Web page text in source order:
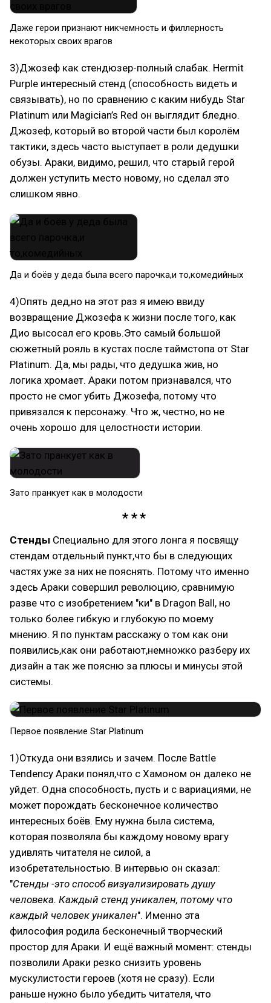
Даже герои признают никчемность и филлерность
некоторых своих врагов
3)Джозеф как стендюзер-полный слабак. Hermit
Purple интересный стенд (способность видеть и
связывать), но по сравнению с каким нибудь Star
Platinum или Magician’s Red он выглядит бледно.
Джозеф, который во второй части был королём
тактики, здесь часто выступает в роли дедушки
обузы. Араки, видимо, решил, что старый герой
должен уступить место новому, но сделал это
слишком явно.
Да и боёв у деда была всего парочка,и то,комедийных
4)Опять дед,но на этот раз я имею ввиду
возвращение Джозефа к жизни после того, как
Дио высосал его кровь.Это самый большой
сюжетный рояль в кустах после таймстопа от Star
Platinum. Да, мы рады, что дедушка жив, но
логика хромает. Араки потом признавался, что
просто не смог убить Джозефа, потому что
привязался к персонажу. Что ж, честно, но не
очень хорошо для целостности истории.
Зато пранкует как в молодости
Стенды Специально для этого лонга я посвящу
стендам отдельный пункт,что бы в следующих
частях уже за них не пояснять. Потому что именно
здесь Араки совершил революцию, сравнимую
разве что с изобретением "ки" в Dragon Ball, но
только более гибкую и глубокую по моему
мнению. Я по пунктам расскажу о том как они
появились,как они работают,немножко разберу их
дизайн а так же поясню за плюсы и минусы этой
системы.
Первое появление Star Platinum
1)Откуда они взялись и зачем. После Battle
Tendency Араки понял,что с Хамоном он далеко не
уйдет. Одна способность, пусть и с вариациями, не
может порождать бесконечное количество
интересных боёв. Ему нужна была система,
которая позволяла бы каждому новому врагу
удивлять читателя не силой, а
изобретательностью. В интервью он сказал:
"Стенды -это способ визуализировать душу
человека. Каждый стенд уникален, потому что
каждый человек уникален". Именно эта
философия родила бесконечный творческий
простор для Араки. И ещё важный момент: стенды
позволили Араки резко снизить уровень
мускулистости героев (хотя не сразу). Если
раньше нужно было убедить читателя, что